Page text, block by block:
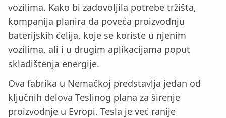
vozilima. Kako bi zadovoljila potrebe tržišta,
kompanija planira da poveća proizvodnju
baterijskih ćelija, koje se koriste u njenim
vozilima, ali i u drugim aplikacijama poput
skladištenja energije.
Ova fabrika u Nemačkoj predstavlja jedan od
ključnih delova Teslinog plana za širenje
proizvodnje u Evropi. Tesla je već ranije